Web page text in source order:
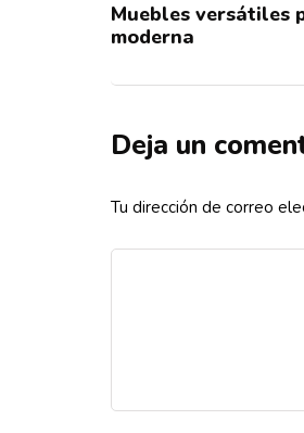
Muebles versátiles
moderna
Deja un
Tu dirección de correo